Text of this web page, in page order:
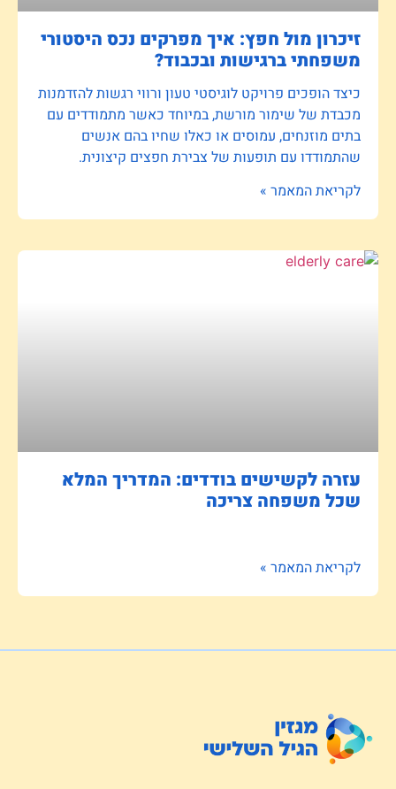
זיכרון מול חפץ: איך מפרקים נכס היסטורי
משפחתי ברגישות ובכבוד?
כיצד הופכים פרויקט לוגיסטי טעון ורווי רגשות להזדמנות
מכבדת של שימור מורשת, במיוחד כאשר מתמודדים עם
בתים מוזנחים, עמוסים או כאלו שחיו בהם אנשים
שהתמודדו עם תופעות של צבירת חפצים קיצונית.
לקריאת המאמר »
עזרה לקשישים בודדים: המדריך המלא
שכל משפחה צריכה
לקריאת המאמר »